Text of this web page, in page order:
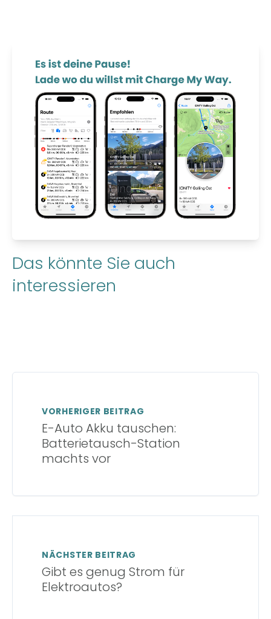
Das könnte Sie auch
interessieren
VORHERIGER BEITRAG
E-Auto Akku tauschen:
Batterietausch-Station
machts vor
NÄCHSTER BEITRAG
Gibt es genug Strom für
Elektroautos?